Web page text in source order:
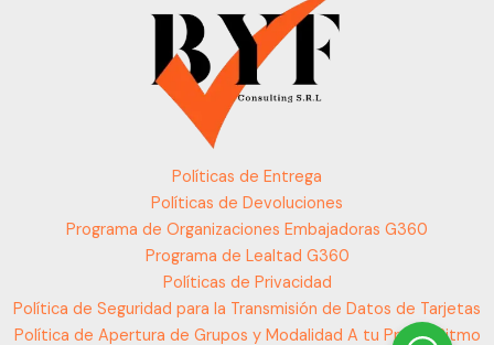
Políticas de Entrega
Políticas de Devoluciones
Programa de Organizaciones Embajadoras G360
Programa de Lealtad G360
Políticas de Privacidad
Política de Seguridad para la Transmisión de Datos de Tarjetas
Política de Apertura de Grupos y Modalidad A tu Propio Ritmo